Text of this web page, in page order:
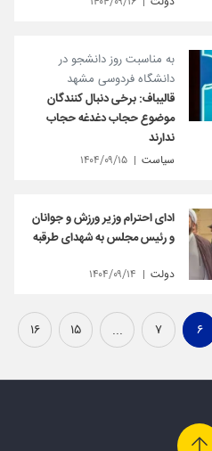
به مناسبت روز دانشجو در
دانشگاه فردوسی مشهد
قالیباف: برخی دنبال کنندگان
موضوع حجاب دغدغه حجاب
ندارند
سیاست ۱۴۰۴/۰۹/۱۵
ادای احترام وزیر ورزش و جوانان
و رئیس مجلس به شهدای طرقبه
دولت ۱۴۰۴/۰۹/۱۴
۶ ۷ ... ۱۵ ۱۶